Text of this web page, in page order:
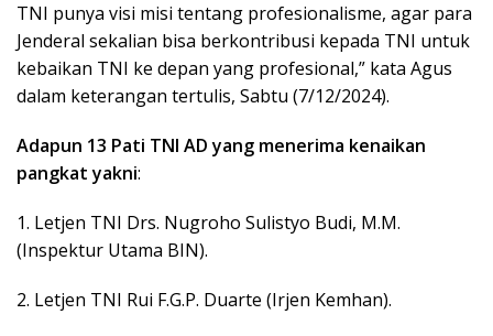
TNI punya visi misi tentang profesionalisme, agar para
Jenderal sekalian bisa berkontribusi kepada TNI untuk
kebaikan TNI ke depan yang profesional,” kata Agus
dalam keterangan tertulis, Sabtu (7/12/2024).
Adapun 13 Pati TNI AD yang menerima kenaikan
pangkat yakni:
1. Letjen TNI Drs. Nugroho Sulistyo Budi, M.M.
(Inspektur Utama BIN).
2. Letjen TNI Rui F.G.P. Duarte (Irjen Kemhan).